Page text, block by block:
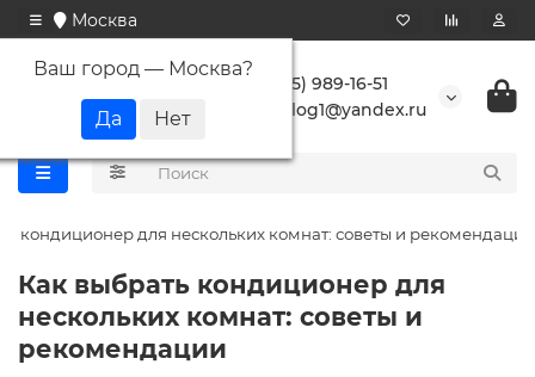
Москва
Ваш город — Москва?
+7 (495) 989-16-51
buranlog1@yandex.ru
кондиционер для нескольких комнат: советы и рекомендации
Как выбрать кондиционер для
нескольких комнат: советы и
рекомендации